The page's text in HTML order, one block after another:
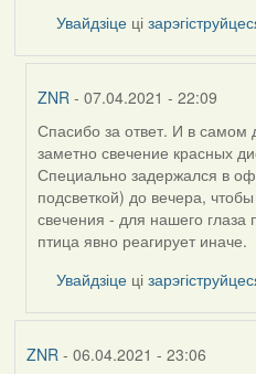
Увайдзіце ці
ZNR - 07.04.2021 - 22:09
In
reply
to
by
Feather
Спасибо за ответ. И в самом
заметно свечение красных
Специально задержался в
подсветкой) до вечера,
свечения - для нашего
птица явно реагирует иначе.
Увайдзіце ці
ZNR - 06.04.2021 - 23:06